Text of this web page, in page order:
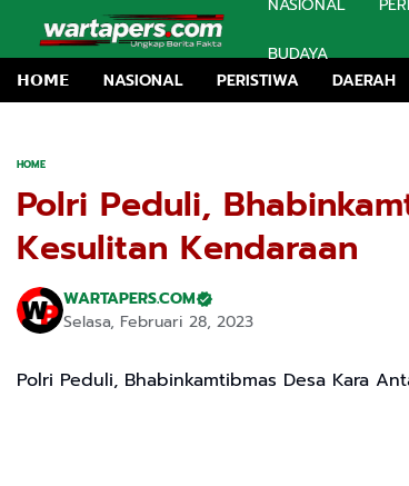
BUDAYA
𝗛𝗢𝗠𝗘
NASIONAL PERISTIWA DAERAH
HOME
Polri Peduli,
Kesulitan Kendaraan
WARTAPERS.COM
Selasa, Februari 28, 2023
Polri Peduli, Bhabinkamtibmas Desa Kara